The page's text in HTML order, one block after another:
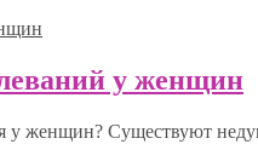
у женщин
у женщин? Существуют